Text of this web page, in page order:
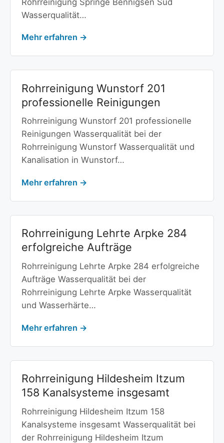
Wasserqualität…
Mehr erfahren →
Rohrreinigung Wunstorf 201
professionelle Reinigungen
Rohrreinigung Wunstorf 201 professionelle
Reinigungen Wasserqualität bei der
Rohrreinigung Wunstorf Wasserqualität und
Kanalisation in Wunstorf…
Mehr erfahren →
Rohrreinigung Lehrte Arpke 284
erfolgreiche Aufträge
Rohrreinigung Lehrte Arpke 284 erfolgreiche
Aufträge Wasserqualität bei der
Rohrreinigung Lehrte Arpke Wasserqualität
und Wasserhärte…
Mehr erfahren →
Rohrreinigung Hildesheim Itzum
158 Kanalsysteme insgesamt
Rohrreinigung Hildesheim Itzum 158
Kanalsysteme insgesamt Wasserqualität bei
der Rohrreinigung Hildesheim Itzum